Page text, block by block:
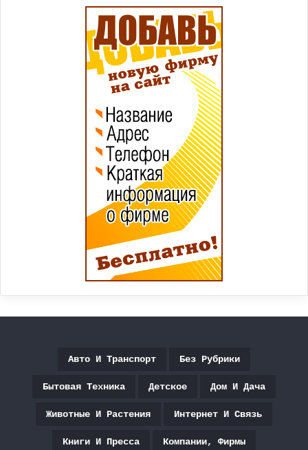
Авто И Транспорт Без Рубрики
Бытовая Техника Детское Дом И Дача
Животные И Растения Интернет И Связь
Книги И Пресса Компании, Фирмы